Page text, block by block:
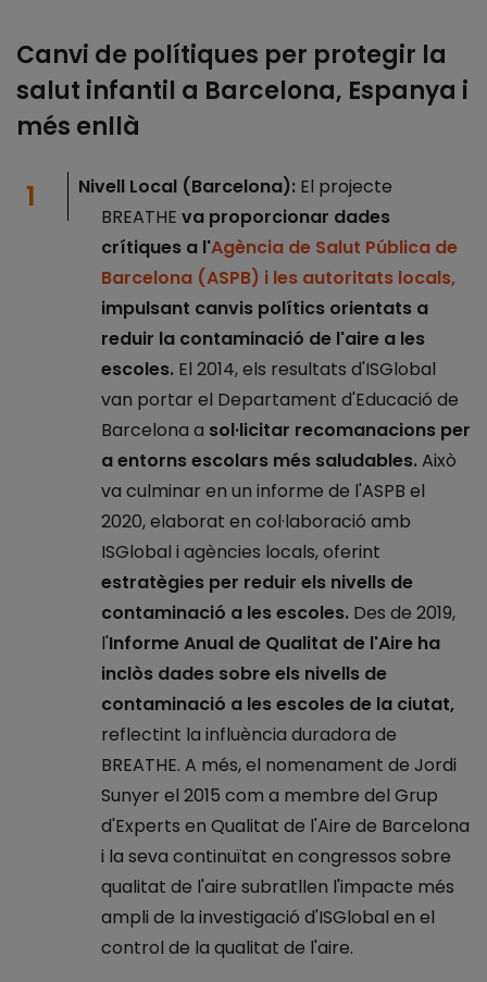
Canvi de polítiques per protegir la
salut infantil a Barcelona, Espanya i
més enllà
Nivell Local (Barcelona): El projecte
BREATHE va proporcionar dades
crítiques a l'Agència de Salut Pública de
Barcelona (ASPB) i les autoritats locals,
impulsant canvis polítics orientats a
reduir la contaminació de l'aire a les
escoles. El 2014, els resultats d'ISGlobal
van portar el Departament d'Educació de
Barcelona a sol·licitar recomanacions per
a entorns escolars més saludables.Això
va culminar en un informe de l'ASPB el
2020, elaborat en col·laboració amb
ISGlobal i agències locals, oferint
estratègies per reduir els nivells de
contaminació a les escoles. Des de 2019,
l'Informe Anual de Qualitat de l'Aire ha
inclòs dades sobre els nivells de
contaminació a les escoles de la ciutat,
reflectint la influència duradora de
BREATHE. A més, el nomenament de Jordi
Sunyer el 2015 com a membre del Grup
d'Experts en Qualitat de l'Aire de Barcelona
i la seva continuïtat en congressos sobre
qualitat de l'aire subratllen l'impacte més
ampli de la investigació d'ISGlobal en el
control de la qualitat de l'aire.